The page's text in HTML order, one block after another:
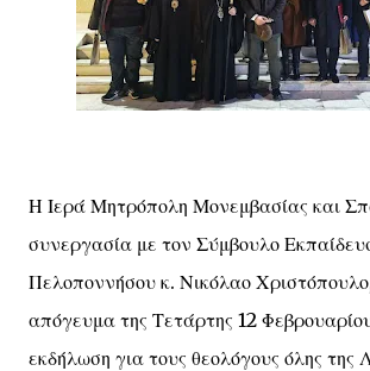
Η Ιερά Μητρόπολη Μονεμβασίας και
συνεργασία με τον Σύμβουλο
Πελοποννήσου κ. Νικόλαο
απόγευμα της Τετάρτης 12
εκδήλωση για τους θεολόγους όλης της